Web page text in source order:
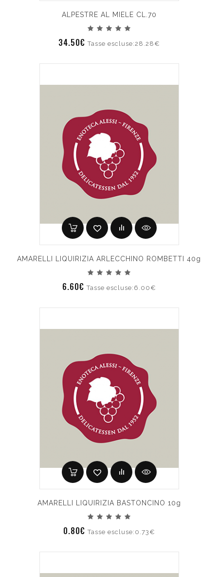
ALPESTRE AL MIELE CL.70
34.50€Tasse escluse:28.28€
AMARELLI LIQUIRIZIA ARLECCHINO ROMBETTI 40g
6.60€Tasse escluse:6.00€
AMARELLI LIQUIRIZIA BASTONCINO 10g
0.80€Tasse escluse:0.73€